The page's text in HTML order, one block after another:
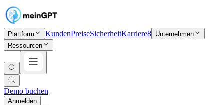
Plattform KundenPreiseSicherheitKarriere8 Unternehmen
Ressourcen
Demo buchen
Anmelden